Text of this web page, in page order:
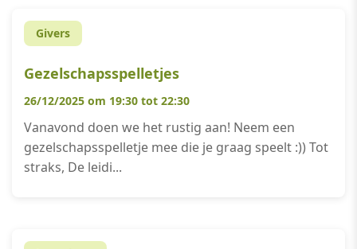
Givers
Gezelschapsspelletjes
26/12/2025 om 19:30 tot 22:30
Vanavond doen we het rustig aan! Neem een
gezelschapsspelletje mee die je graag speelt :)) Tot
straks, De leidi...